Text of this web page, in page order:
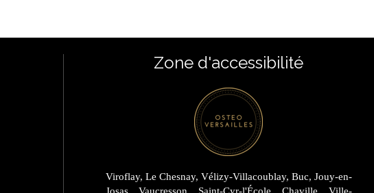
Zone d'accessibilité
Viroflay, Le Chesnay, Vélizy-Villacoublay, Buc, Jouy-en-